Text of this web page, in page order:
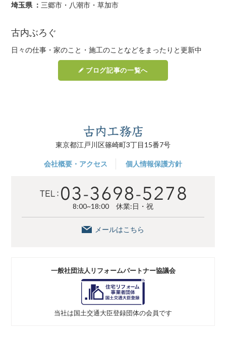
埼玉県 ：三郷市・八潮市・草加市
古内ぶろぐ
日々の仕事・家のこと・施工のことなどをまったりと更新中
ブログ記事の一覧へ
東京都江戸川区篠崎町3丁目15番7号
会社概要・アクセス 個人情報保護方針
8:00~18:00 休業:日・祝
メールはこちら
一般社団法人 リフォームパートナー協議会
当社は国土交通大臣登録団体の会員です